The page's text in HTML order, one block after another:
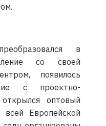
в
со своей
появилось
с проектно-
оптовый
Европейской